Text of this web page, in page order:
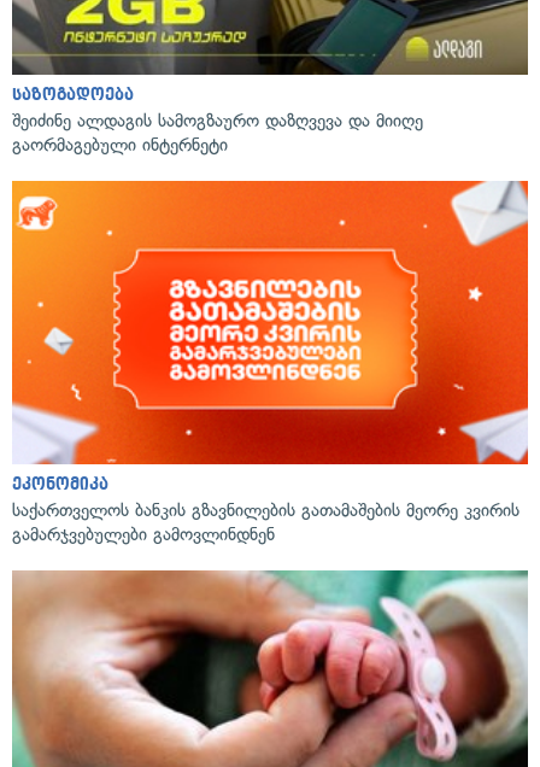
საზოგადოება
შეიძინე ალდაგის სამოგზაურო დაზღვევა და მიიღე
გაორმაგებული ინტერნეტი
ეკონომიკა
საქართველოს ბანკის გზავნილების გათამაშების მეორე კვირის
გამარჯვებულები გამოვლინდნენ